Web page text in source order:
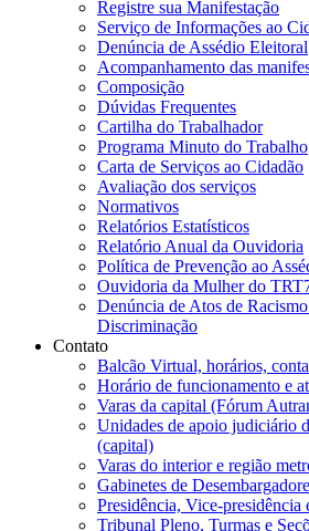
Registre sua Manifestação
Serviço de Informações ao
Denúncia de Assédio Eleitoral
Acompanhamento das
Composição
Dúvidas Frequentes
Cartilha do Trabalhador
Programa Minuto do Trabalho
Carta de Serviços ao Cidadão
Avaliação dos serviços
Normativos
Relatórios Estatísticos
Relatório Anual da Ouvidoria
Política de Prevenção ao
Ouvidoria da Mulher do
Denúncia de Atos de
Discriminação
Contato
Balcão Virtual, horários,
Horário de funcionamento e
Varas da capital (Fórum
Unidades de apoio judiciário
(capital)
Varas do interior e região
Gabinetes de
Presidência, Vice-presidência
Tribunal Pleno, Turmas e